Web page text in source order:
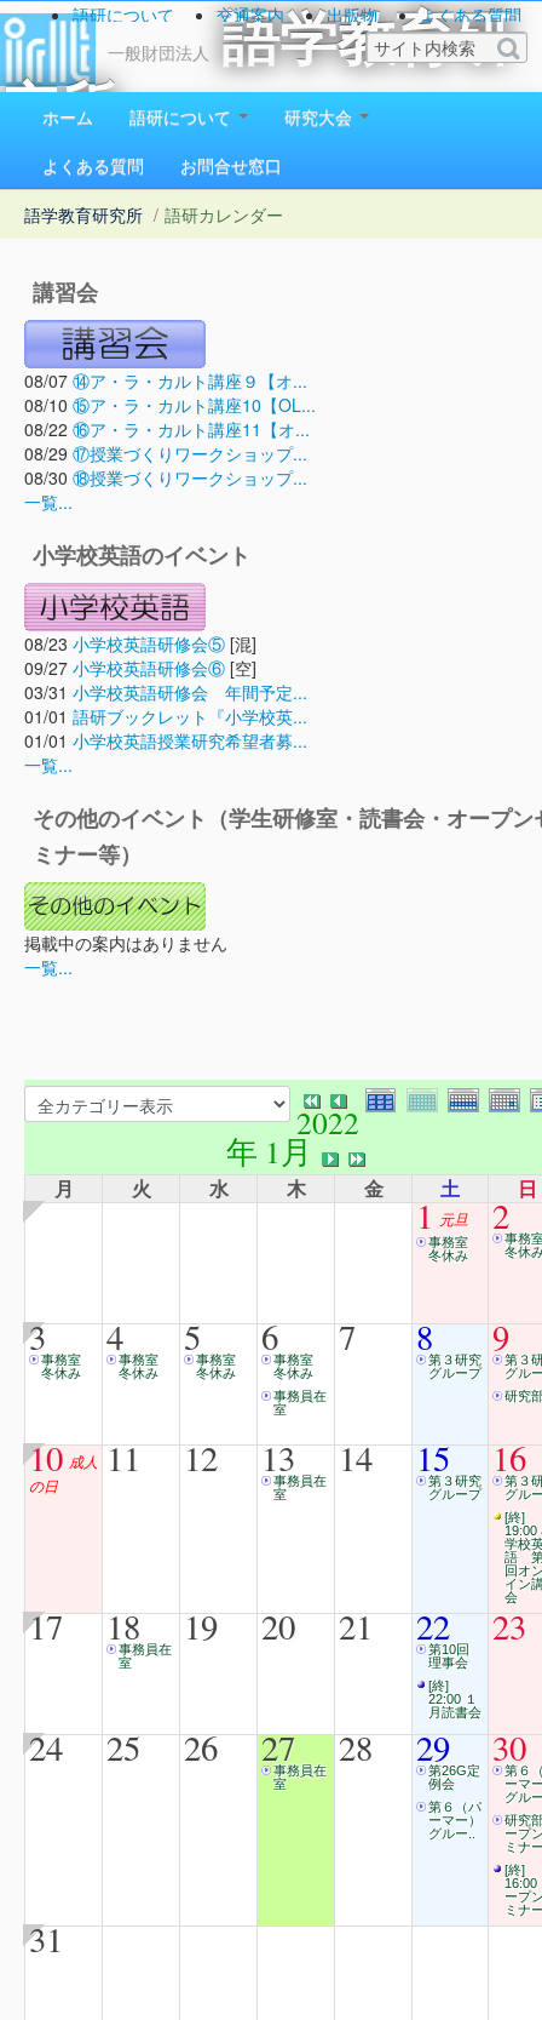
一般財団法人
語学教育研
究所
1923（大正12）年創立
語研について 交通案内 出版物
よくある質問
お問い合わせ
ホーム 語研について
研究大会
よくある質問
お問合せ窓口
語学教育研究所 / 語研カレンダー
講習会
08/07 ⑭ア・ラ・カルト講座９【オ...
08/10 ⑮ア・ラ・カルト講座10【OL...
08/22 ⑯ア・ラ・カルト講座11【オ...
08/29 ⑰授業づくりワークショップ...
08/30 ⑱授業づくりワークショップ...
一覧...
小学校英語のイベント
08/23 小学校英語研修会⑤ [混]
09/27 小学校英語研修会⑥ [空]
03/31 小学校英語研修会 年間予定...
01/01 語研ブックレット『小学校英...
01/01 小学校英語授業研究希望者募...
一覧...
その他のイベント（学生研修室・読書会・オープン
ミナー等）
掲載中の案内はありません
一覧...
2022
年 1月
月 火 水 木 金 土 日
1 元旦
事務室
冬休み
2事
冬休
3事務室
冬休み
4事務室
冬休み
5事務室
冬休み
6事務室
冬休み
事務員在
室
7 8第３研究
グループ
9第３
グル
研究
10 成人
の日
11 12 13
事務員在
室
14 15
第３研究
グループ
16
第３
グル
[終]
19:00
学校
語
回オ
イン
会
17 18
事務員在
室
19 20 21 22
第10回
理事会
[終]
22:00 １
月読書会
23
24 25 26 27
事務員在
室
28 29
第26G定
例会
第６（パ
ーマー）
グルー..
30
第６
ーマ
グル
研究
ープ
ミナ
[終]
16:00
ープ
ミナ
31